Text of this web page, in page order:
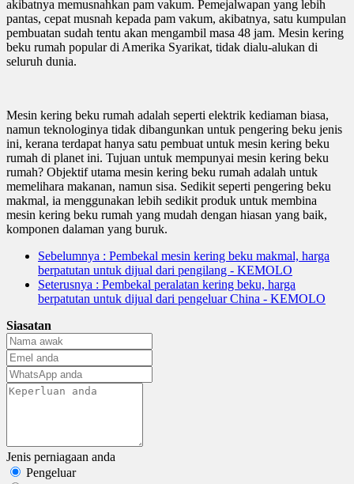
akibatnya memusnahkan pam vakum. Pemejalwapan yang lebih
pantas, cepat musnah kepada pam vakum, akibatnya, satu kumpulan
pembuatan sudah tentu akan mengambil masa 48 jam. Mesin kering
beku rumah popular di Amerika Syarikat, tidak dialu-alukan di
seluruh dunia.
Mesin kering beku rumah adalah seperti elektrik kediaman biasa,
namun teknologinya tidak dibangunkan untuk pengering beku jenis
ini, kerana terdapat hanya satu pembuat untuk mesin kering beku
rumah di planet ini. Tujuan untuk mempunyai mesin kering beku
rumah? Objektif utama mesin kering beku rumah adalah untuk
memelihara makanan, namun sisa. Sedikit seperti pengering beku
makmal, ia menggunakan lebih sedikit produk untuk membina
mesin kering beku rumah yang mudah dengan hiasan yang baik,
komponen dalaman yang buruk.
Sebelumnya : Pembekal mesin kering beku makmal, harga
berpatutan untuk dijual dari pengilang - KEMOLO
Seterusnya : Pembekal peralatan kering beku, harga
berpatutan untuk dijual dari pengeluar China - KEMOLO
Siasatan
Jenis perniagaan anda
Pengeluar